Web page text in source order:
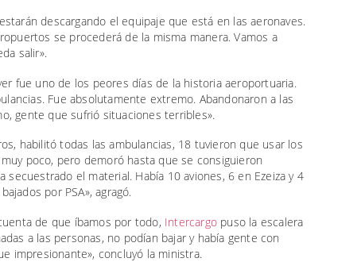
descargando el equipaje que está en las aeronaves.
se procederá de la misma manera. Vamos a
salir».
fue uno de los peores días de la historia aeroportuaria.
Fue absolutamente extremo. Abandonaron a las
gente que sufrió situaciones terribles».
habilitó todas las ambulancias, 18 tuvieron que usar los
poco, pero demoró hasta que se consiguieron
secuestrado el material. Había 10 aviones, 6 en Ezeiza y 4
por PSA», agragó.
de que íbamos por todo, Intercargo puso la escalera
a las personas, no podían bajar y había gente con
impresionante», concluyó la ministra.